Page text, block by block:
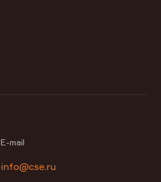
E-mail
info@cse.ru